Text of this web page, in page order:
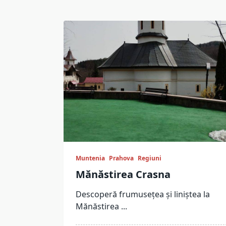
Muntenia Prahova Regiuni
Mănăstirea Crasna
Descoperă frumusețea și liniștea la
Mănăstirea ...